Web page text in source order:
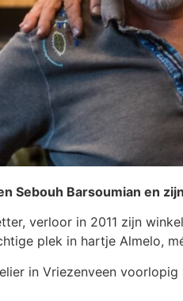
Sebouh Barsoumian en
verloor in 2011 zijn
plek in hartje Almelo,
in Vriezenveen